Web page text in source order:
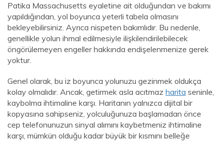
Patika Massachusetts eyaletine ait olduğundan ve bakımı
yapıldığından, yol boyunca yeterli tabela olmasını
bekleyebilirsiniz. Ayrıca nispeten bakımlıdır. Bu nedenle,
genellikle yolun ihmal edilmesiyle ilişkilendirilebilecek
öngörülemeyen engeller hakkında endişelenmenize gerek
yoktur.
Genel olarak, bu iz boyunca yolunuzu gezinmek oldukça
kolay olmalıdır. Ancak, getirmek asla acıtmaz harita seninle,
kaybolma ihtimaline karşı. Haritanın yalnızca dijital bir
kopyasına sahipseniz, yolculuğunuza başlamadan önce
cep telefonunuzun sinyal alımını kaybetmeniz ihtimaline
karşı, mümkün olduğu kadar büyük bir kısmını belleğe